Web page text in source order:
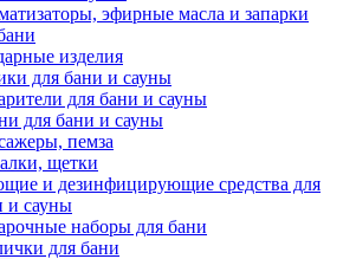
эфирные масла и запарки
изделия
для бани и сауны
для бани и сауны
для бани и сауны
пемза
щетки
и дезинфицирующие средства для
и сауны
наборы для бани
для бани